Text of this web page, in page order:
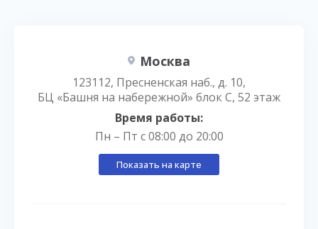
Москва
123112, Пресненская наб., д. 10,
БЦ «Башня на набережной» блок С, 52 этаж
Время работы:
Пн – Пт с 08:00 до 20:00
Показать на карте